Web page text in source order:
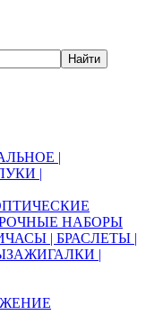
|
|
НАБОРЫ
ЧАСЫ | БРАСЛЕТЫ |
ЗАЖИГАЛКИ |